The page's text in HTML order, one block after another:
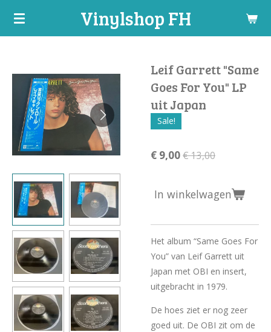
Ga
hoofdinhoud
Vinylshop FH
Leif Garrett "Same
Goes For You" LP
uit Japan
Sale!
€ 9,00€ 13,00
In winkelwagen
Het album “Same Goes For
You” van Leif Garrett uit
Japan met OBI en insert,
uitgebracht in 1979.
De hoes ziet er nog zeer
goed uit. De OBI zit om de